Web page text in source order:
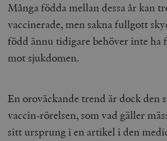
Många födda mellan dessa år kan
vaccinerade, men sakna fullgott
född ännu tidigare behöver inte ha
mot sjukdomen.
En oroväckande trend är dock den
vaccin-rörelsen, som vad gäller
sitt ursprung i en artikel i den